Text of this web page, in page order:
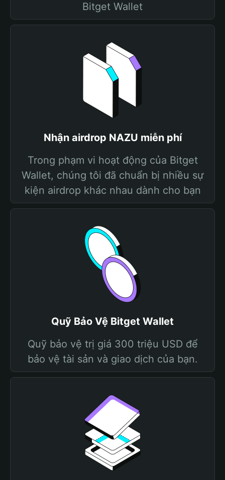
Bitget Wallet
Nhận airdrop NAZU miễn phí
Trong phạm vi hoạt động của Bitget
Wallet, chúng tôi đã chuẩn bị nhiều sự
kiện airdrop khác nhau dành cho bạn
Quỹ Bảo Vệ Bitget Wallet
Quỹ bảo vệ trị giá 300 triệu USD để
bảo vệ tài sản và giao dịch của bạn.